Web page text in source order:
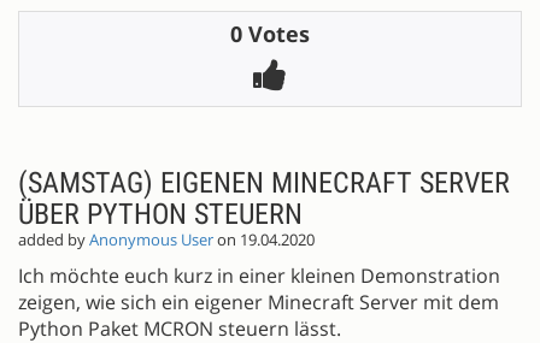
0 Votes
(SAMSTAG) EIGENEN MINECRAFT SERVER
ÜBER PYTHON STEUERN
added byAnonymous Useron 19.04.2020
Ich möchte euch kurz in einer kleinen Demonstration
zeigen, wie sich ein eigener Minecraft Server mit dem
Python Paket MCRON steuern lässt.